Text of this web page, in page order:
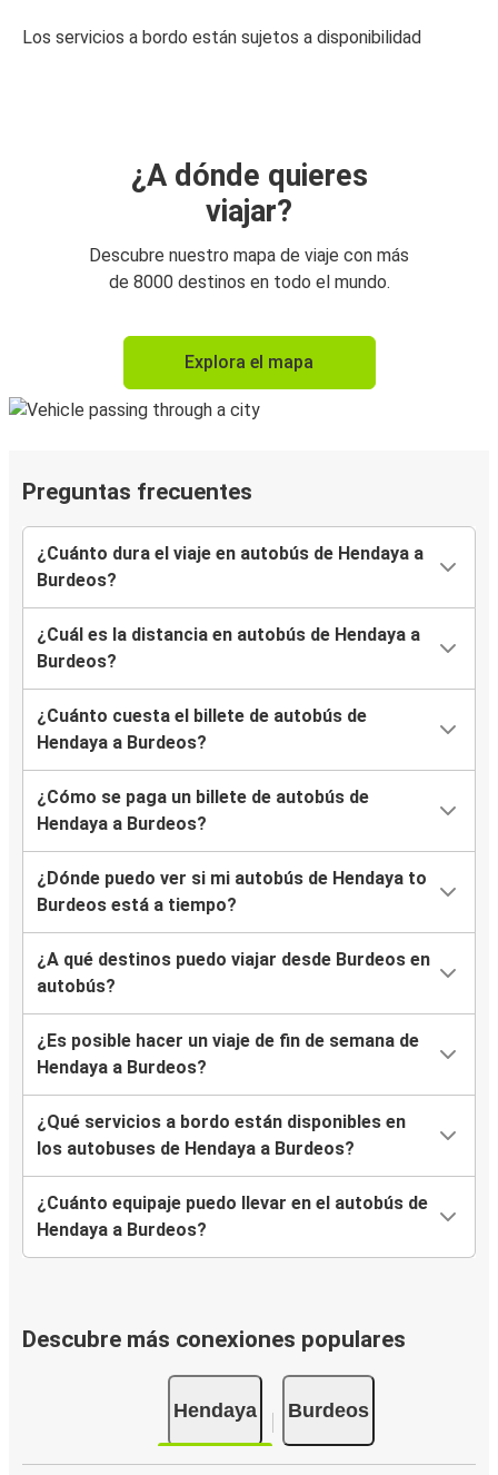
Los servicios a bordo están sujetos a disponibilidad
¿A dónde quieres
viajar?
Descubre nuestro mapa de viaje con más
de 8000 destinos en todo el mundo.
Explora el mapa
Preguntas frecuentes
¿Cuánto dura el viaje en autobús de Hendaya a
Burdeos?
¿Cuál es la distancia en autobús de Hendaya a
Burdeos?
¿Cuánto cuesta el billete de autobús de
Hendaya a Burdeos?
¿Cómo se paga un billete de autobús de
Hendaya a Burdeos?
¿Dónde puedo ver si mi autobús de Hendaya to
Burdeos está a tiempo?
¿A qué destinos puedo viajar desde Burdeos en
autobús?
¿Es posible hacer un viaje de fin de semana de
Hendaya a Burdeos?
¿Qué servicios a bordo están disponibles en
los autobuses de Hendaya a Burdeos?
¿Cuánto equipaje puedo llevar en el autobús de
Hendaya a Burdeos?
Descubre más conexiones populares
Hendaya Burdeos